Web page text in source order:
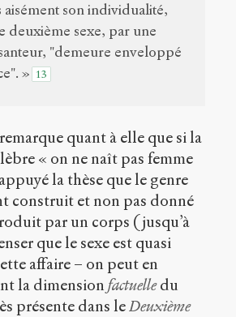
son individualité,
deuxième sexe, par une
"demeure enveloppé
» 13
quant à elle que si la
« on ne naît pas femme
la thèse que le genre
construit et non pas donné
par un corps (jusqu’à
que le sexe est quasi
affaire – on peut en
la dimension factuelledu
présente dans leDeuxième